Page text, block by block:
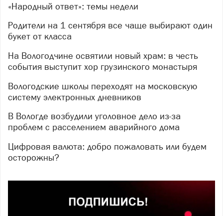
«Народный ответ»: темы недели
Родители на 1 сентября все чаще выбирают один
букет от класса
На Вологодчине освятили новый храм: в честь
события выступит хор грузинского монастыря
Вологодские школы переходят на московскую
систему электронных дневников
В Вологде возбудили уголовное дело из-за
проблем с расселением аварийного дома
Цифровая валюта: добро пожаловать или будем
осторожны?